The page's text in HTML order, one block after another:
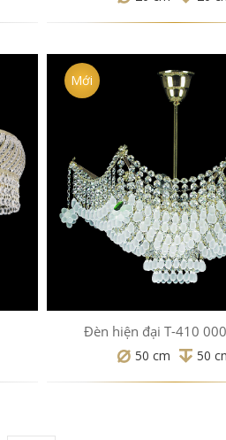
Mới
Đèn hiện đại T-410
50 cm 50